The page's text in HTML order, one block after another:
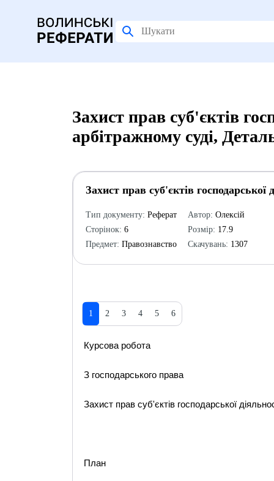
Захист прав суб'єктів
арбітражному суді,
Захист прав суб'єктів господарської
Тип документу: Реферат
Сторінок: 6
Предмет: Правознавство
Автор: Олексій
Розмір: 17.9
Скачувань: 1307
1 2 3 4 5 6
Курсова робота
З господарського права
Захист прав суб'єктів господарської
План